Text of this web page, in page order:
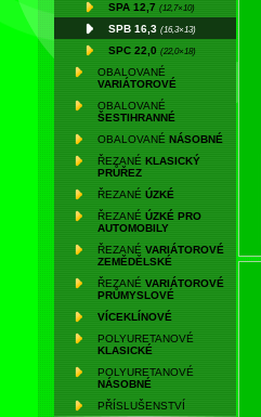
SPA 12,7 (12,7×10)
SPB 16,3 (16,3×13)
SPC 22,0 (22,0×18)
OBALOVANÉ
VARIÁTOROVÉ
OBALOVANÉ
ŠESTIHRANNÉ
OBALOVANÉ NÁSOBNÉ
ŘEZANÉ KLASICKÝ
PRŮŘEZ
ŘEZANÉ ÚZKÉ
ŘEZANÉ ÚZKÉ PRO
AUTOMOBILY
ŘEZANÉ VARIÁTOROVÉ
ZEMĚDĚLSKÉ
ŘEZANÉ VARIÁTOROVÉ
PRŮMYSLOVÉ
VÍCEKLÍNOVÉ
POLYURETANOVÉ
KLASICKÉ
POLYURETANOVÉ
NÁSOBNÉ
PŘÍSLUŠENSTVÍ